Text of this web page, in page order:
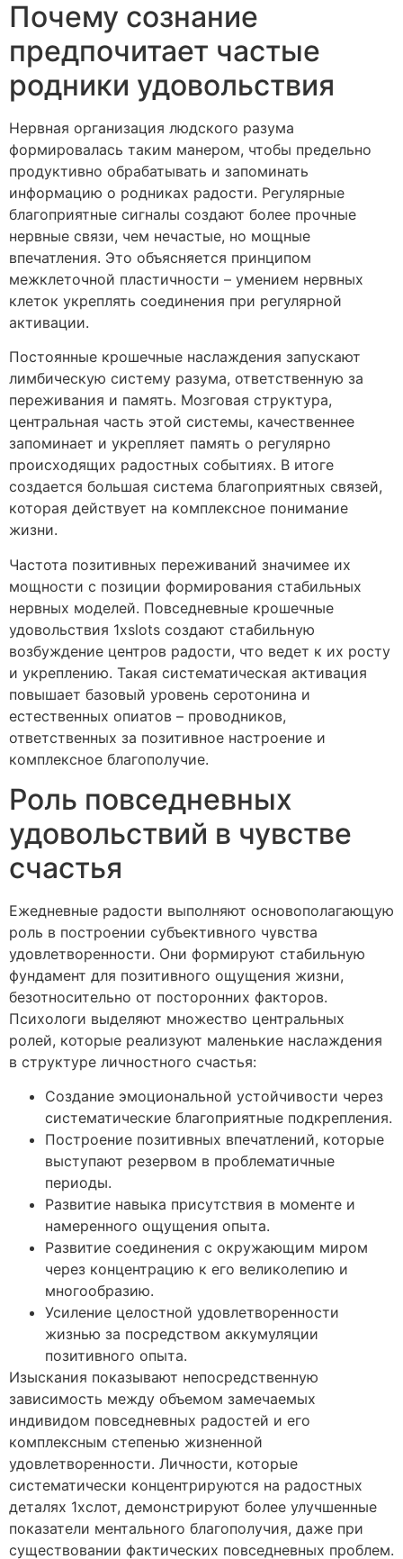
Почему сознание
предпочитает частые
родники удовольствия
Нервная организация людского разума
формировалась таким манером, чтобы предельно
продуктивно обрабатывать и запоминать
информацию о родниках радости. Регулярные
благоприятные сигналы создают более прочные
нервные связи, чем нечастые, но мощные
впечатления. Это объясняется принципом
межклеточной пластичности – умением нервных
клеток укреплять соединения при регулярной
активации.
Постоянные крошечные наслаждения запускают
лимбическую систему разума, ответственную за
переживания и память. Мозговая структура,
центральная часть этой системы, качественнее
запоминает и укрепляет память о регулярно
происходящих радостных событиях. В итоге
создается большая система благоприятных связей,
которая действует на комплексное понимание
жизни.
Частота позитивных переживаний значимее их
мощности с позиции формирования стабильных
нервных моделей. Повседневные крошечные
удовольствия 1xslots создают стабильную
возбуждение центров радости, что ведет к их росту
и укреплению. Такая систематическая активация
повышает базовый уровень серотонина и
естественных опиатов – проводников,
ответственных за позитивное настроение и
комплексное благополучие.
Роль повседневных
удовольствий в чувстве
счастья
Ежедневные радости выполняют основополагающую
роль в построении субъективного чувства
удовлетворенности. Они формируют стабильную
фундамент для позитивного ощущения жизни,
безотносительно от посторонних факторов.
Психологи выделяют множество центральных
ролей, которые реализуют маленькие наслаждения
в структуре личностного счастья:
Создание эмоциональной устойчивости через
систематические благоприятные подкрепления.
Построение позитивных впечатлений, которые
выступают резервом в проблематичные
периоды.
Развитие навыка присутствия в моменте и
намеренного ощущения опыта.
Развитие соединения с окружающим миром
через концентрацию к его великолепию и
многообразию.
Усиление целостной удовлетворенности
жизнью за посредством аккумуляции
позитивного опыта.
Изыскания показывают непосредственную
зависимость между объемом замечаемых
индивидом повседневных радостей и его
комплексным степенью жизненной
удовлетворенности. Личности, которые
систематически концентрируются на радостных
деталях 1хслот, демонстрируют более улучшенные
показатели ментального благополучия, даже при
существовании фактических повседневных проблем.